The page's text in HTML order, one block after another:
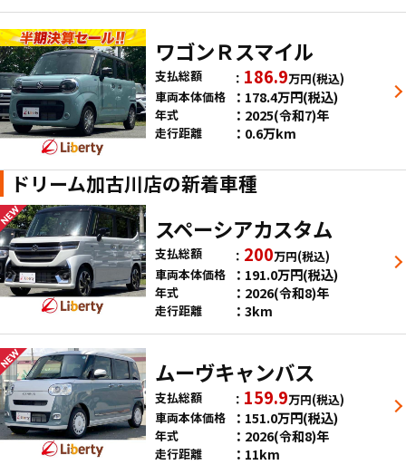
ワゴンＲスマイル
支払総額 186.9万円(税込)
車両本体価格
178.4万円(税込)
年式 2025(令和7)年
走行距離 0.6万km
ドリーム加古川店の新着車種
スペーシアカスタム
支払総額 200万円(税込)
車両本体価格
191.0万円(税込)
年式 2026(令和8)年
走行距離 3km
ムーヴキャンバス
支払総額 159.9万円(税込)
車両本体価格
151.0万円(税込)
年式 2026(令和8)年
走行距離 11km